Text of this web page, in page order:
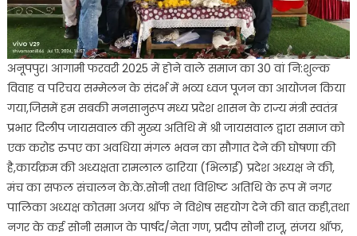
संपन्न
अनूपपुर। आगामी फरवरी 2025 में होने वाले समाज का 30 वां नि:शुल्क
विवाह व परिचय सम्मेलन के संदर्भ में भव्य ध्वज पूजन का आयोजन किया
गया,जिसमें हम सबकी मनसानुरूप मध्य प्रदेश शासन के राज्य मंत्री स्वतंत्र
प्रभार दिलीप जायसवाल की मुख्य अतिथि में श्री जायसवाल द्वारा समाज को
एक करोड रुपए का अवधिया मंगल भवन का सौगात देने की घोषणा की
है,कार्यक्रम की अध्यक्षता रामलाल ढारिया (भिलाई) प्रदेश अध्यक्ष ने की,
मंच का सफल संचालन के.के.सोनी तथा विशिष्ट अतिथि के रूप में नगर
पालिका अध्यक्ष कोतमा अजय श्रॉफ ने विशेष सहयोग देने की बात कही,तथा
नगर के कई सोनी समाज के पार्षद/नेता गण, प्रदीप सोनी राजू, संजय श्रॉफ,